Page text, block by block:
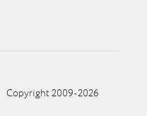
Copyright 2009-2026